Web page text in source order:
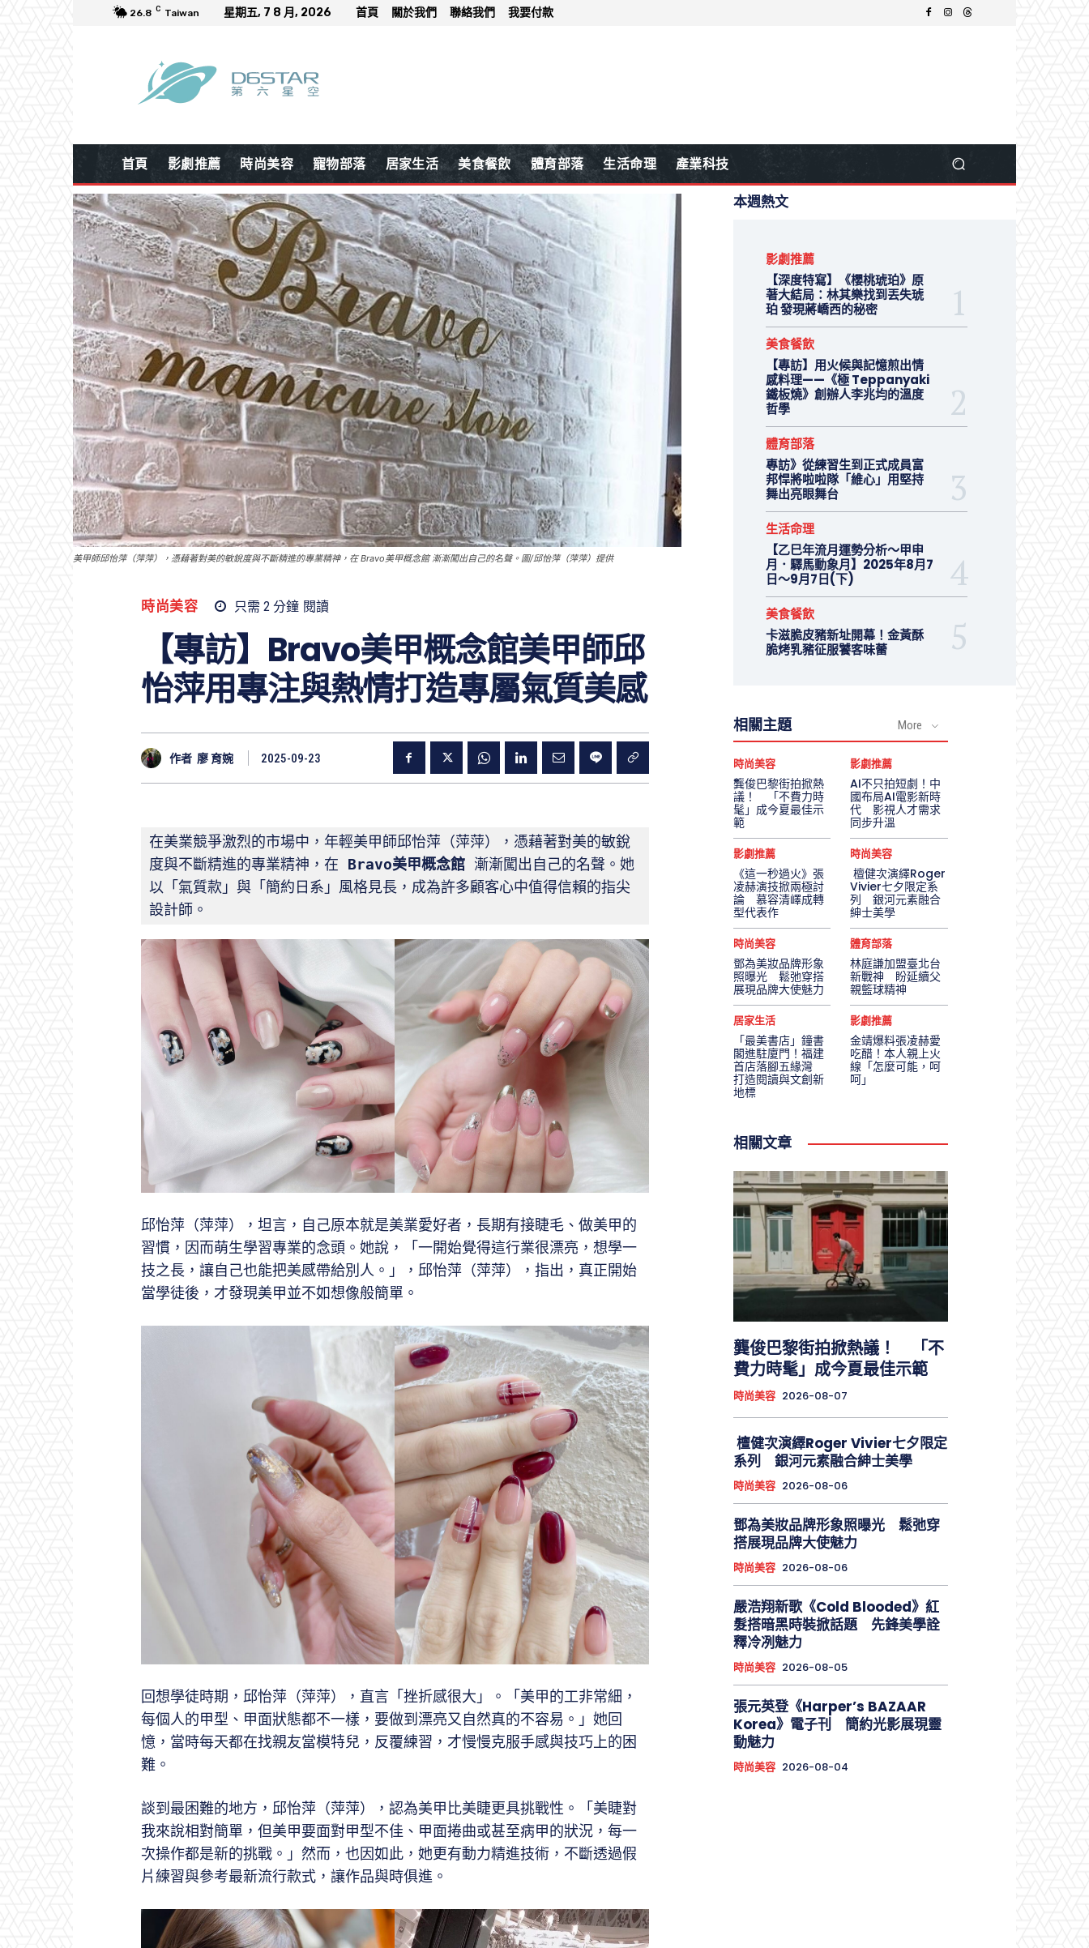
26.8 C Taiwan 星期五, 7 8 月, 2026 首頁 關於我們 聯絡我們 我要付款
首頁 影劇推薦 時尚美容 寵物部落 居家生活 美食餐飲 體育部落 生活命理 產業科技
美甲師邱怡萍（萍萍），憑藉著對美的敏銳度與不斷精進的專業精神，在 Bravo美甲概念館 漸漸闖出自己的名聲。圖/邱怡萍（萍萍）提供
時尚美容 只需 2 分鐘 閱讀
【專訪】Bravo美甲概念館美甲師邱
怡萍用專注與熱情打造專屬氣質美感
作者 廖 育婉 2025-09-23
在美業競爭激烈的市場中，年輕美甲師邱怡萍（萍萍），憑藉著對美的敏銳
度與不斷精進的專業精神，在 Bravo美甲概念館 漸漸闖出自己的名聲。她
以「氣質款」與「簡約日系」風格見長，成為許多顧客心中值得信賴的指尖
設計師。
邱怡萍（萍萍），坦言，自己原本就是美業愛好者，長期有接睫毛、做美甲的
習慣，因而萌生學習專業的念頭。她說，「一開始覺得這行業很漂亮，想學一
技之長，讓自己也能把美感帶給別人。」，邱怡萍（萍萍），指出，真正開始
當學徒後，才發現美甲並不如想像般簡單。
回想學徒時期，邱怡萍（萍萍），直言「挫折感很大」。「美甲的工非常細，
每個人的甲型、甲面狀態都不一樣，要做到漂亮又自然真的不容易。」她回
憶，當時每天都在找親友當模特兒，反覆練習，才慢慢克服手感與技巧上的困
難。
談到最困難的地方，邱怡萍（萍萍），認為美甲比美睫更具挑戰性。「美睫對
我來說相對簡單，但美甲要面對甲型不佳、甲面捲曲或甚至病甲的狀況，每一
次操作都是新的挑戰。」然而，也因如此，她更有動力精進技術，不斷透過假
片練習與參考最新流行款式，讓作品與時俱進。
本週熱文
影劇推薦
【深度特寫】《櫻桃琥珀》原
著大結局：林其樂找到丟失琥
珀 發現蔣嶠西的秘密
美食餐飲
【專訪】用火候與記憶煎出情
感料理——《極 Teppanyaki
鐵板燒》創辦人李兆均的溫度
哲學
體育部落
專訪》從練習生到正式成員富
邦悍將啦啦隊「維心」用堅持
舞出亮眼舞台
生活命理
【乙巳年流月運勢分析～甲申
月．驛馬動象月】2025年8月7
日～9月7日(下)
美食餐飲
卡滋脆皮豬新址開幕！金黃酥
脆烤乳豬征服饕客味蕾
相關主題 More
時尚美容
龔俊巴黎街拍掀熱
議！ 「不費力時
髦」成今夏最佳示
範
影劇推薦
AI不只拍短劇！中
國布局AI電影新時
代 影視人才需求
同步升溫
影劇推薦
《這一秒過火》張
凌赫演技掀兩極討
論 慕容清嶧成轉
型代表作
時尚美容
檀健次演繹Roger
Vivier七夕限定系
列 銀河元素融合
紳士美學
時尚美容
鄧為美妝品牌形象
照曝光 鬆弛穿搭
展現品牌大使魅力
體育部落
林庭謙加盟臺北台
新戰神 盼延續父
親籃球精神
居家生活
「最美書店」鐘書
閣進駐廈門！福建
首店落腳五緣灣
打造閱讀與文創新
地標
影劇推薦
金靖爆料張凌赫愛
吃醋！本人親上火
線「怎麼可能，呵
呵」
相關文章
龔俊巴黎街拍掀熱議！ 「不
費力時髦」成今夏最佳示範
時尚美容 2026-08-07
檀健次演繹Roger Vivier七夕限定
系列 銀河元素融合紳士美學
時尚美容 2026-08-06
鄧為美妝品牌形象照曝光 鬆弛穿
搭展現品牌大使魅力
時尚美容 2026-08-06
嚴浩翔新歌《Cold Blooded》紅
髮搭暗黑時裝掀話題 先鋒美學詮
釋冷冽魅力
時尚美容 2026-08-05
張元英登《Harper’s BAZAAR
Korea》電子刊 簡約光影展現靈
動魅力
時尚美容 2026-08-04